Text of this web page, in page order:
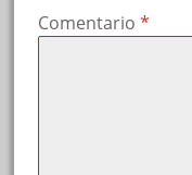
Comentario *